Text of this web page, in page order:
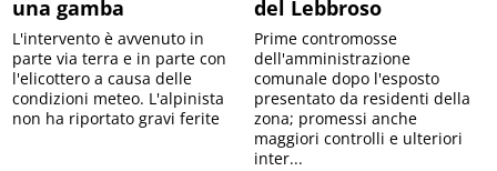
una gamba
L'intervento è avvenuto in
parte via terra e in parte con
l'elicottero a causa delle
condizioni meteo. L'alpinista
non ha riportato gravi ferite
del Lebbroso
Prime contromosse
dell'amministrazione
comunale dopo l'esposto
presentato da residenti della
zona; promessi anche
maggiori controlli e ulteriori
inter...